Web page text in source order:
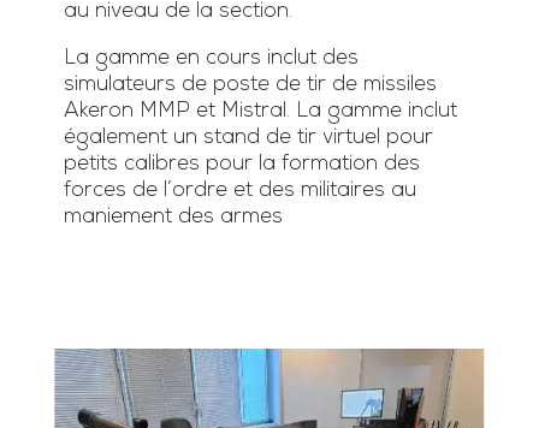
au niveau de la section.
La gamme en cours inclut des
simulateurs de poste de tir de missiles
Akeron MMP et Mistral. La gamme inclut
également un stand de tir virtuel pour
petits calibres pour la formation des
forces de l’ordre et des militaires au
maniement des armes